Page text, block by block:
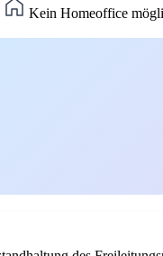
Kein Homeoffice